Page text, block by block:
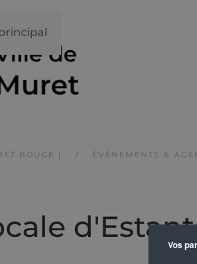
Vos
BOUGE | ÉVÉNEMENTS &